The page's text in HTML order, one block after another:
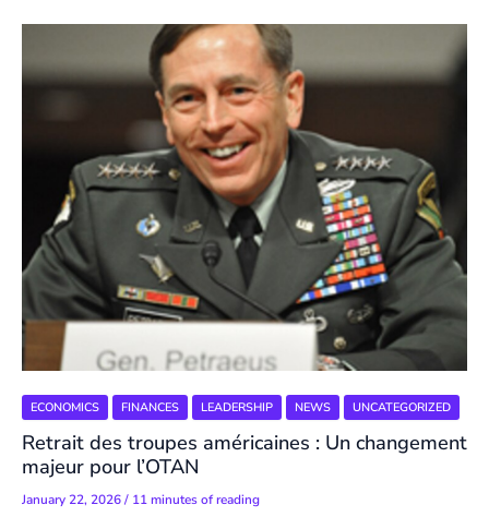
ECONOMICS FINANCES LEADERSHIP NEWS UNCATEGORIZED
Retrait des troupes américaines : Un changement
majeur pour l’OTAN
January 22, 2026/ 11 minutes of reading